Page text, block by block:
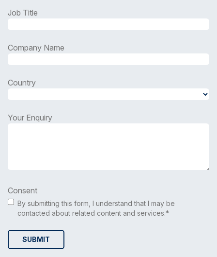
Job Title
Company Name
Country
Your Enquiry
Consent
By submitting this form, I understand that I may be
contacted about related content and services.*